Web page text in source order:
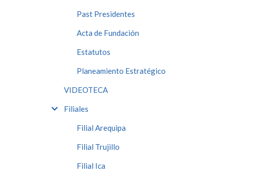
Past Presidentes
Acta de Fundación
Estatutos
Planeamiento Estratégico
VIDEOTECA
Filiales
Filial Arequipa
Filial Trujillo
Filial Ica